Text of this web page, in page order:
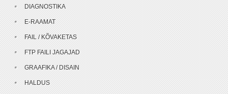
DIAGNOSTIKA
E-RAAMAT
FAIL / KÕVAKETAS
FTP FAILI JAGAJAD
GRAAFIKA / DISAIN
HALDUS